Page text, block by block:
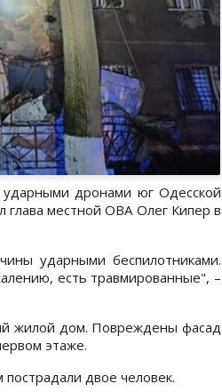
ударными дронами юг Одесской
местной ОВА Олег Кипер в
ударными беспилотниками.
есть травмированные", –
жилой дом. Повреждены фасад
этаже.
двое человек.